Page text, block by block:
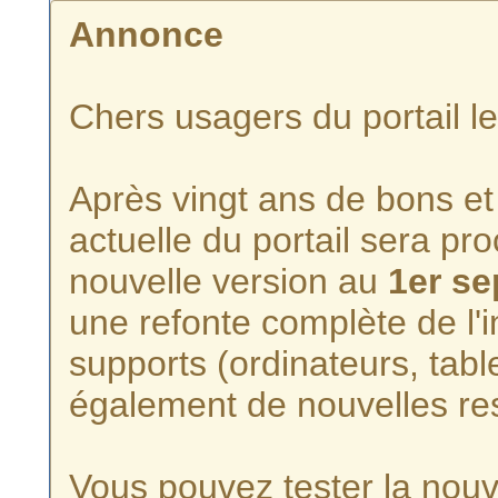
Annonce
Chers usagers du portail
Après vingt ans de bons
actuelle du portail sera
nouvelle version au 1er
une refonte complète de
supports (ordinateurs,
également de nouvelles
Vous pouvez tester la